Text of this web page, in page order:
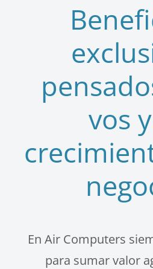
vos
En Air Computers
para sumar valor